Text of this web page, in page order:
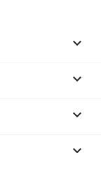



